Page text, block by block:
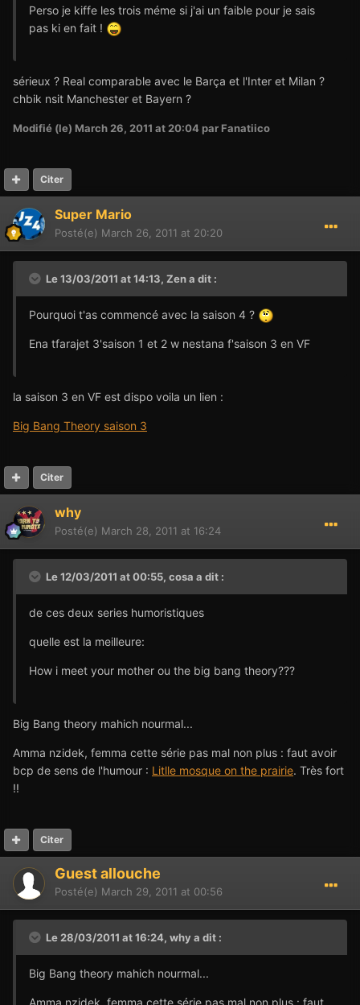
Perso je kiffe les trois méme si j'ai un faible pour je sais
pas ki en fait !
sérieux ? Real comparable avec le Barça et l'Inter et Milan ?
chbik nsit Manchester et Bayern ?
Modifié (le) March 26, 2011 at 20:04par Fanatiico
Citer
Super Mario
Posté(e) March 26, 2011 at 20:20
Le 13/03/2011 at 14:13, Zen a dit :
Pourquoi t'as commencé avec la saison 4 ?
Ena tfarajet 3'saison 1 et 2 w nestana f'saison 3 en VF
la saison 3 en VF est dispo voila un lien :
Big Bang Theory saison 3
Citer
why
Posté(e) March 28, 2011 at 16:24
Le 12/03/2011 at 00:55, cosa a dit :
de ces deux series humoristiques
quelle est la meilleure:
How i meet your mother ou the big bang theory???
Big Bang theory mahich nourmal...
Amma nzidek, femma cette série pas mal non plus : faut avoir
bcp de sens de l'humour : Litlle mosque on the prairie. Très fort
!!
Citer
Guest allouche
Posté(e) March 29, 2011 at 00:56
Le 28/03/2011 at 16:24, why a dit :
Big Bang theory mahich nourmal...